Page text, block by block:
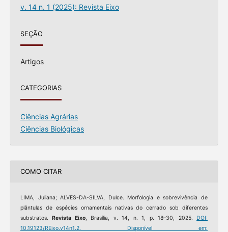
v. 14 n. 1 (2025): Revista Eixo
SEÇÃO
Artigos
CATEGORIAS
Ciências Agrárias
Ciências Biológicas
COMO CITAR
LIMA, Juliana; ALVES-DA-SILVA, Dulce. Morfologia e sobrevivência de
plântulas de espécies ornamentais nativas do cerrado sob diferentes
substratos.Revista Eixo, Brasília, v. 14, n. 1, p. 18–30, 2025. DOI:
10.19123/REixo.v14n1.2. Disponível em: